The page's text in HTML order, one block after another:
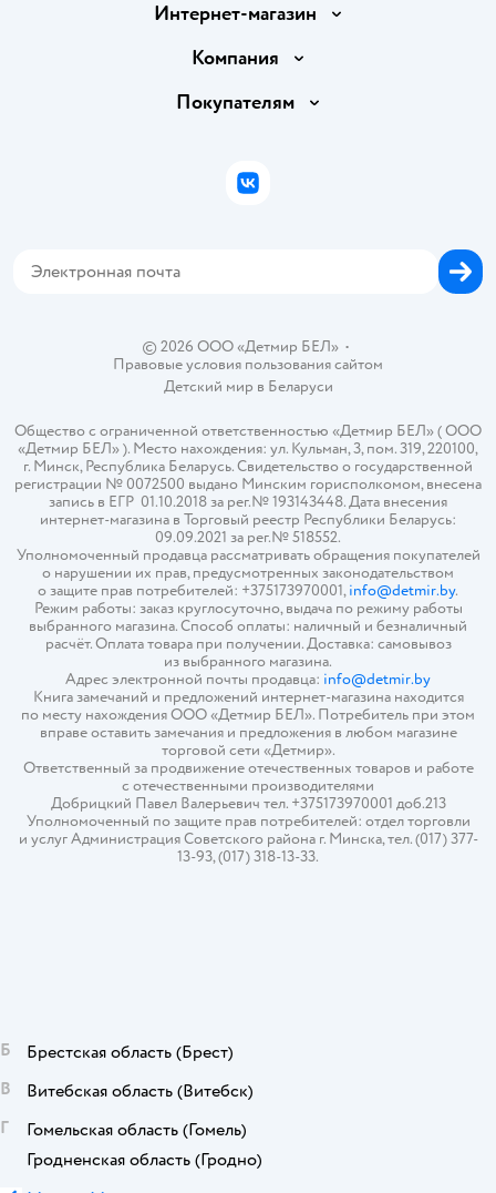
Интернет-магазин
Доставка и оплата
Правила продажи
Политика использования файлов cookie
Компания
Вакансии
Покупателям
Бонусные карты
© 2026 ООО «Детмир БЕЛ»•
Правовые условия пользования сайтом
Детский мир в Беларуси
Общество с ограниченной ответственностью «Детмир БЕЛ» ( ООО
«Детмир БЕЛ» ). Место нахождения: ул. Кульман, 3, пом. 319, 220100,
г. Минск, Республика Беларусь. Свидетельство о государственной
регистрации № 0072500 выдано Минским горисполкомом, внесена
запись в ЕГР 01.10.2018 за рег.№ 193143448. Дата внесения
интернет-магазина в Торговый реестр Республики Беларусь:
09.09.2021 за рег.№ 518552.
Уполномоченный продавца рассматривать обращения покупателей
о нарушении их прав, предусмотренных законодательством
о защите прав потребителей: +375173970001,info@detmir.by.
Режим работы: заказ круглосуточно, выдача по режиму работы
выбранного магазина. Способ оплаты: наличный и безналичный
расчёт. Оплата товара при получении. Доставка: самовывоз
из выбранного магазина.
Адрес электронной почты продавца: info@detmir.by
Книга замечаний и предложений интернет-магазина находится
по месту нахождения ООО «Детмир БЕЛ». Потребитель при этом
вправе оставить замечания и предложения в любом магазине
торговой сети «Детмир».
Ответственный за продвижение отечественных товаров и работе
с отечественными производителями
Добрицкий Павел Валерьевич тел. +375173970001 доб.213
Уполномоченный по защите прав потребителей: отдел торговли
и услуг Администрация Советского района г. Минска, тел. (017) 377-
13-93, (017) 318-13-33.
ВКонтакте
Б Брестская область (Брест)
В
Витебская область (Витебск)
Г
Гомельская область (Гомель)
Гродненская область (Гродно)